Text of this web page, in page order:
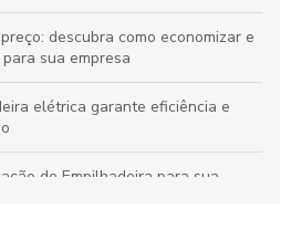
descubra como economizar e
sua empresa
elétrica garante eficiência e
de Empilhadeira para sua